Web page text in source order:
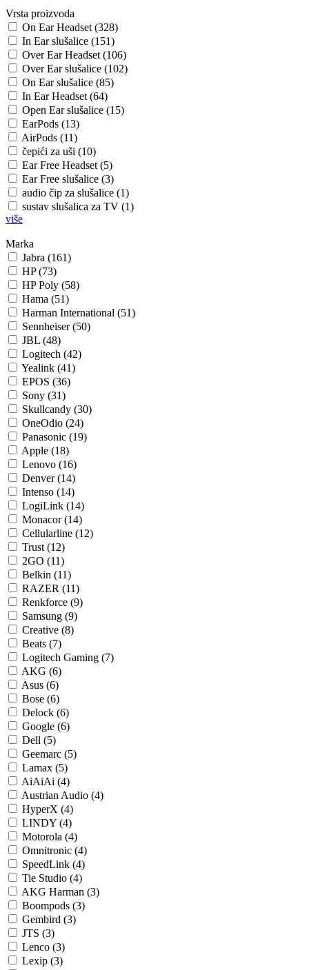
Vrsta proizvoda
On Ear Headset (328)
In Ear slušalice (151)
Over Ear Headset (106)
Over Ear slušalice (102)
On Ear slušalice (85)
In Ear Headset (64)
Open Ear slušalice (15)
EarPods (13)
AirPods (11)
čepići za uši (10)
Ear Free Headset (5)
Ear Free slušalice (3)
audio čip za slušalice (1)
sustav slušalica za TV (1)
više
Marka
Jabra (161)
HP (73)
HP Poly (58)
Hama (51)
Harman International (51)
Sennheiser (50)
JBL (48)
Logitech (42)
Yealink (41)
EPOS (36)
Sony (31)
Skullcandy (30)
OneOdio (24)
Panasonic (19)
Apple (18)
Lenovo (16)
Denver (14)
Intenso (14)
LogiLink (14)
Monacor (14)
Cellularline (12)
Trust (12)
2GO (11)
Belkin (11)
RAZER (11)
Renkforce (9)
Samsung (9)
Creative (8)
Beats (7)
Logitech Gaming (7)
AKG (6)
Asus (6)
Bose (6)
Delock (6)
Google (6)
Dell (5)
Geemarc (5)
Lamax (5)
AiAiAi (4)
Austrian Audio (4)
HyperX (4)
LINDY (4)
Motorola (4)
Omnitronic (4)
SpeedLink (4)
Tie Studio (4)
AKG Harman (3)
Boompods (3)
Gembird (3)
JTS (3)
Lenco (3)
Lexip (3)